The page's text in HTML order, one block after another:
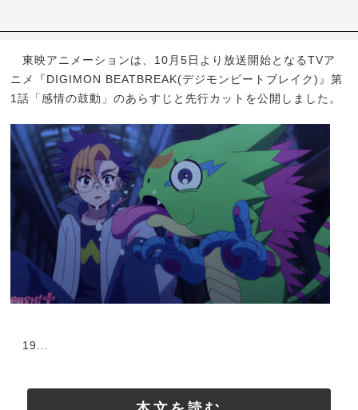
東映アニメーションは、10月5日より放送開始となるTVア
ニメ『DIGIMON BEATBREAK(デジモンビートブレイク)』第
1話「感情の鼓動」のあらすじと先行カットを公開しました。
19...